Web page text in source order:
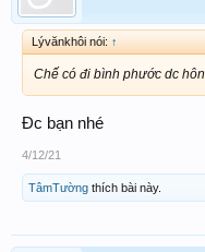
Lývănkhôi nói: ↑
Chế có đi bình phước dc hôn
Đc bạn nhé
4/12/21
TâmTường thích bài này.